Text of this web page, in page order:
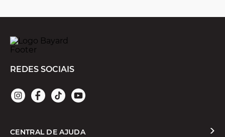
REDES SOCIAIS
CENTRAL DE AJUDA